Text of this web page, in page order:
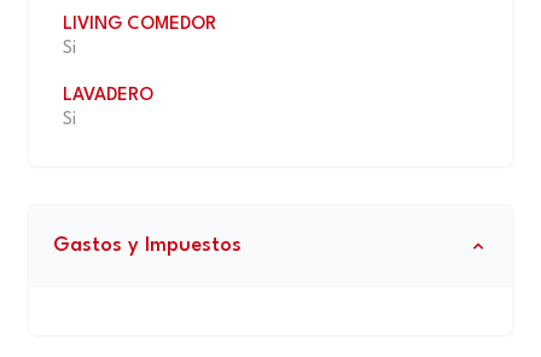
LIVING COMEDOR
Si
LAVADERO
Si
Gastos y Impuestos